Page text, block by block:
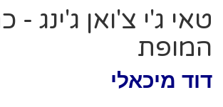
טאי ג'י צ'ואן ג'ינג -
המופת
דוד מיכאלי